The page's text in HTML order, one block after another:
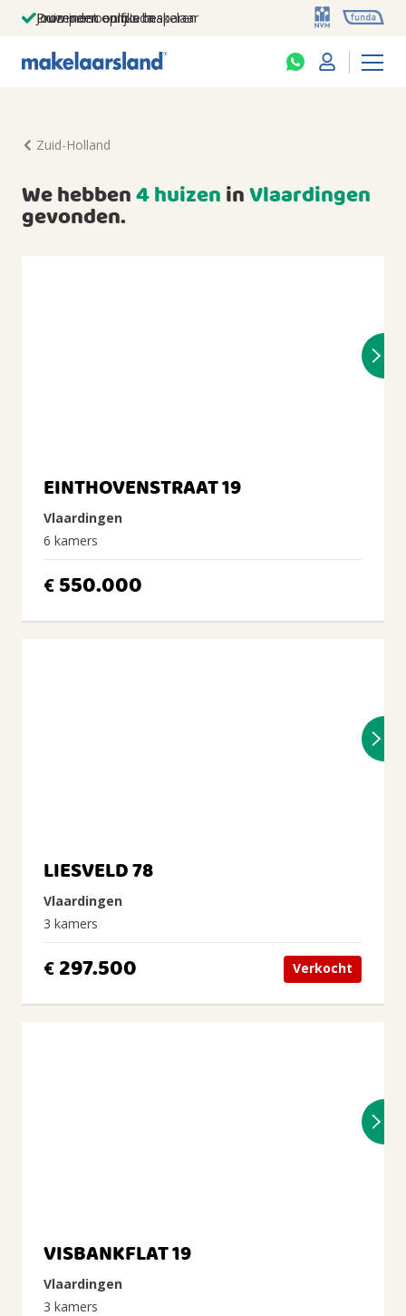
Jouw persoonlijke makelaar
Duizenden euro's besparen
Prominent op funda
Zuid-Holland
We hebben4 huizeninVlaardingen
gevonden.
EINTHOVENSTRAAT 19
Vlaardingen
6 kamers
€ 550.000
LIESVELD 78
Vlaardingen
3 kamers
€297.500 Verkocht
VISBANKFLAT 19
Vlaardingen
3 kamers